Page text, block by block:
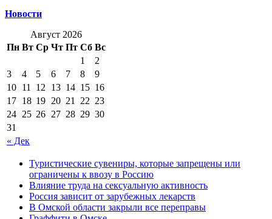
Новости
Август 2026
Пн Вт Ср Чт Пт Сб Вс
« Дек
1
2
3
4 5 6 7 8
9
10 11 12 13 14 15 16
17 18 19 20 21 22 23
24 25 26 27 28 29 30
31
Туристические сувениры, которые запрещены или
ограничены к ввозу в Россию
Влияние труда на сексуальную активность
Россия зависит от зарубежных лекарств
В Омской области закрыли все переправы